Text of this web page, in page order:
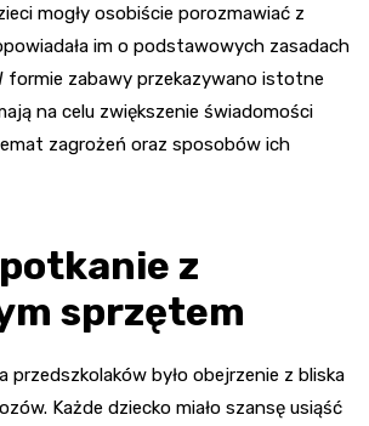
mogły osobiście porozmawiać z
im o podstawowych zasadach
formie zabawy przekazywano istotne
na celu zwiększenie świadomości
zagrożeń oraz sposobów ich
z
sprzętem
przedszkolaków było obejrzenie z bliska
Każde dziecko miało szansę usiąść